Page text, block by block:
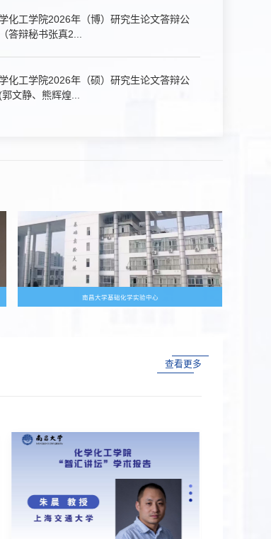
化工学院2026年（博）研究生论文答辩公
答辩秘书张真2...
化工学院2026年（硕）研究生论文答辩公
文静、熊辉煌...
南昌大学基础化学实验中心
查看更多